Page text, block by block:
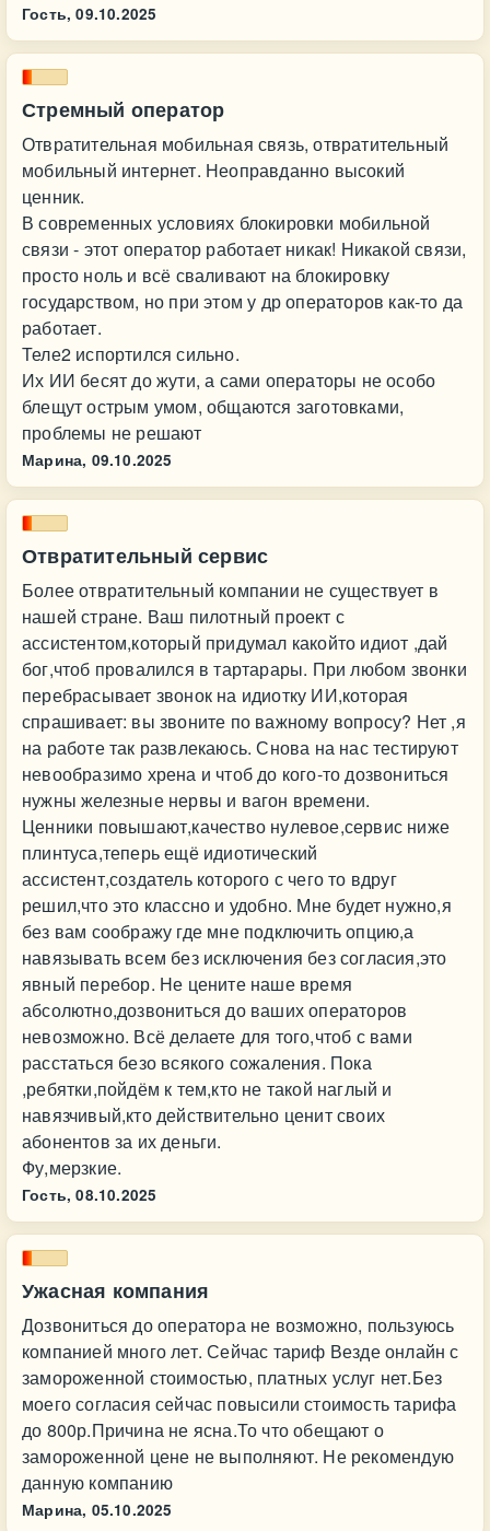
Гость, 09.10.2025
Стремный оператор
Отвратительная мобильная связь, отвратительный
мобильный интернет. Неоправданно высокий
ценник.
В современных условиях блокировки мобильной
связи - этот оператор работает никак! Никакой связи,
просто ноль и всё сваливают на блокировку
государством, но при этом у др операторов как-то да
работает.
Теле2 испортился сильно.
Их ИИ бесят до жути, а сами операторы не особо
блещут острым умом, общаются заготовками,
проблемы не решают
Марина, 09.10.2025
Отвратительный сервис
Более отвратительный компании не существует в
нашей стране. Ваш пилотный проект с
ассистентом,который придумал какойто идиот ,дай
бог,чтоб провалился в тартарары. При любом звонки
перебрасывает звонок на идиотку ИИ,которая
спрашивает: вы звоните по важному вопросу? Нет ,я
на работе так развлекаюсь. Снова на нас тестируют
невообразимо хрена и чтоб до кого-то дозвониться
нужны железные нервы и вагон времени.
Ценники повышают,качество нулевое,сервис ниже
плинтуса,теперь ещё идиотический
ассистент,создатель которого с чего то вдруг
решил,что это классно и удобно. Мне будет нужно,я
без вам соображу где мне подключить опцию,а
навязывать всем без исключения без согласия,это
явный перебор. Не цените наше время
абсолютно,дозвониться до ваших операторов
невозможно. Всё делаете для того,чтоб с вами
расстаться безо всякого сожаления. Пока
,ребятки,пойдём к тем,кто не такой наглый и
навязчивый,кто действительно ценит своих
абонентов за их деньги.
Фу,мерзкие.
Гость, 08.10.2025
Ужасная компания
Дозвониться до оператора не возможно, пользуюсь
компанией много лет. Сейчас тариф Везде онлайн с
замороженной стоимостью, платных услуг нет.Без
моего согласия сейчас повысили стоимость тарифа
до 800р.Причина не ясна.То что обещают о
замороженной цене не выполняют. Не рекомендую
данную компанию
Марина, 05.10.2025